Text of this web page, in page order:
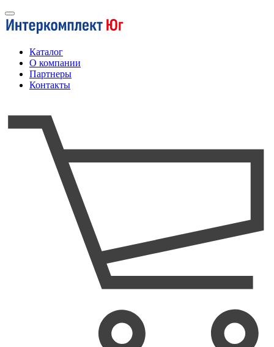
Каталог
О компании
Партнеры
Контакты